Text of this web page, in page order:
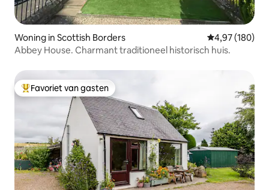
Woning in Scottish Borders Gemiddelde
4,97 (180)
Abbey House. Charmant traditioneel historisch huis.
Topfavoriet van gasten
Favoriet van gasten